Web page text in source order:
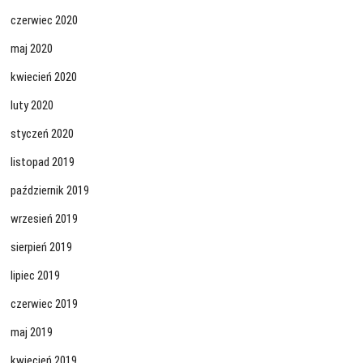
czerwiec 2020
maj 2020
kwiecień 2020
luty 2020
styczeń 2020
listopad 2019
październik 2019
wrzesień 2019
sierpień 2019
lipiec 2019
czerwiec 2019
maj 2019